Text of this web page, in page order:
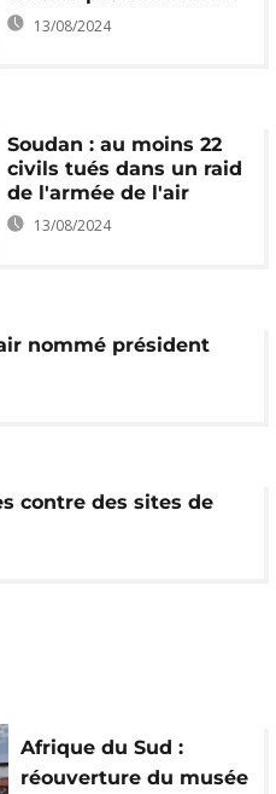
13/08/2024
Soudan : au moins 22
civils tués dans un raid
de l'armée de l'air
13/08/2024
nommé président
contre des sites de
Afrique du Sud :
réouverture du musée